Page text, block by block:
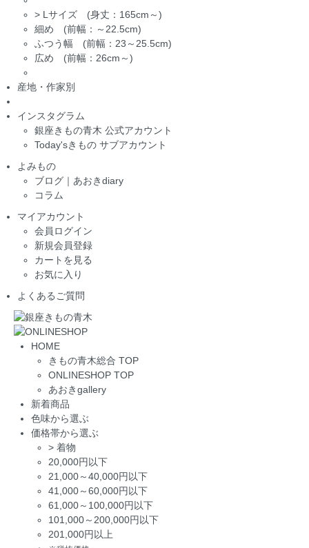
> Lサイズ (身丈：165cm～)
細め (前幅：～22.5cm)
ふつう幅 (前幅：23～25.5cm)
広め (前幅：26cm～)
産地・作家別
インスタグラム
銀座きもの青木 公式アカウント
Today'sきもの サブアカウント
よみもの
ブログ｜あおきdiary
コラム
マイアカウント
会員ログイン
新規会員登録
カートを見る
お気に入り
よくあるご質問
HOME
きもの青木総合 TOP
ONLINESHOP TOP
あおきgallery
新着商品
色味から選ぶ
価格帯から選ぶ
> 着物
20,000円以下
21,000～40,000円以下
41,000～60,000円以下
61,000～100,000円以下
101,000～200,000円以下
201,000円以上